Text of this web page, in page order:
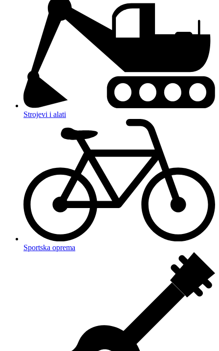
Strojevi i alati
Sportska oprema